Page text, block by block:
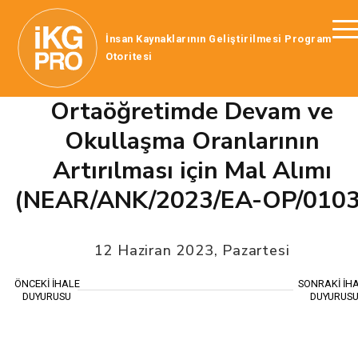
İnsan Kaynaklarının Geliştirilmesi Program
Otoritesi
Ortaöğretimde Devam ve
Okullaşma Oranlarının
Artırılması için Mal Alımı
(NEAR/ANK/2023/EA-OP/
12 Haziran 2023, Pazartesi
ÖNCEKİ İHALE
DUYURUSU
SONRAKİ